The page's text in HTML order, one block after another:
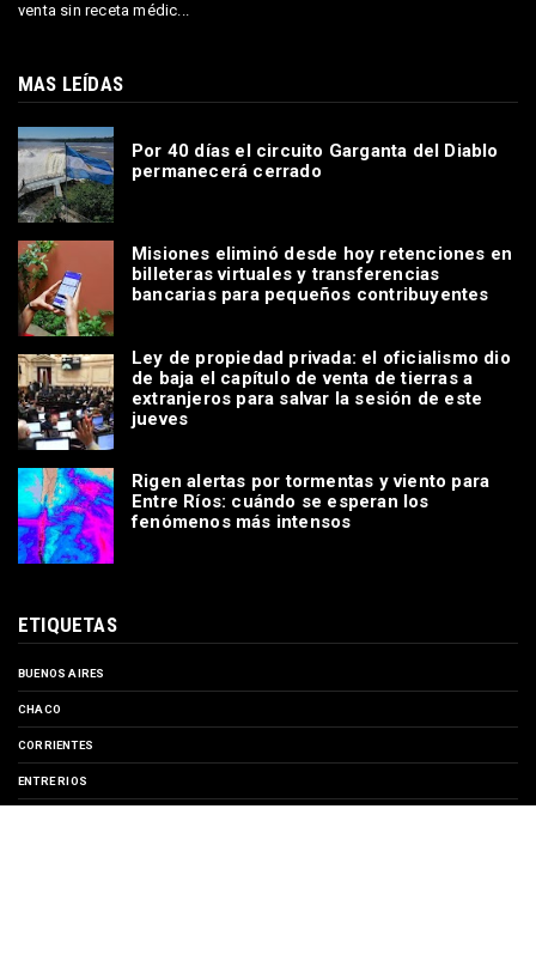
venta sin receta médic...
MAS LEÍDAS
Por 40 días el circuito Garganta del Diablo
permanecerá cerrado
Misiones eliminó desde hoy retenciones en
billeteras virtuales y transferencias
bancarias para pequeños contribuyentes
Ley de propiedad privada: el oficialismo dio
de baja el capítulo de venta de tierras a
extranjeros para salvar la sesión de este
jueves
Rigen alertas por tormentas y viento para
Entre Ríos: cuándo se esperan los
fenómenos más intensos
ETIQUETAS
BUENOS AIRES
CHACO
CORRIENTES
ENTRE RIOS